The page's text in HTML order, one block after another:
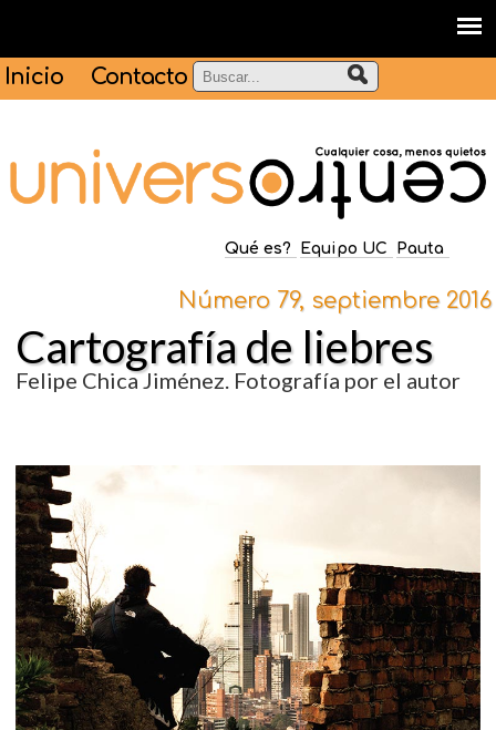
Inicio Contacto
Qué es? Equipo UC Pauta
Número 79, septiembre 2016
Cartografía de liebres
Felipe Chica Jiménez. Fotografía por el autor